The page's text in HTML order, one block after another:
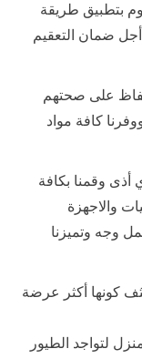
بتطبيق طريقة
ضمان التعقيم
على صحتهم
كافة مواد
وقمنا بكافة
والاجهزة
وجه وتميزنا
كونها أكثر عرضة
لتواجد الطيور